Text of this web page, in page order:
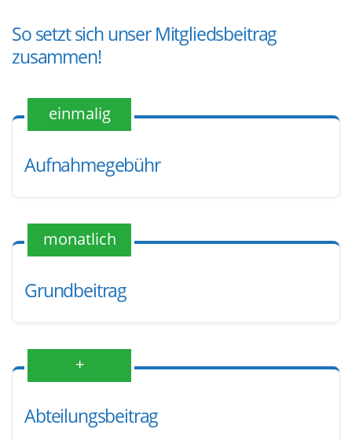
So setzt sich unser Mitgliedsbeitrag
zusammen!
einmalig
Aufnahmegebühr
monatlich
Grundbeitrag
+
Abteilungsbeitrag